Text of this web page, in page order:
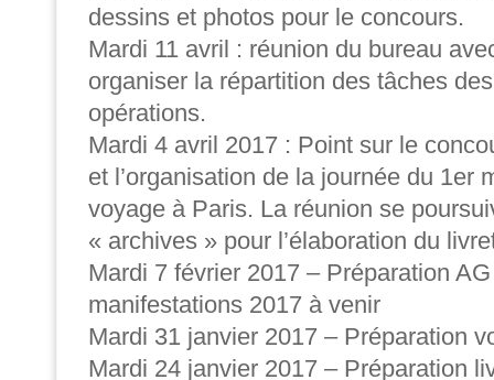
dessins et photos pour le concours.
Mardi 11 avril : réunion du bureau
organiser la répartition des tâches
opérations.
Mardi 4 avril 2017 : Point sur le
et l’organisation de la journée du 1er
voyage à Paris. La réunion se
« archives » pour l’élaboration du
Mardi 7 février 2017 – Préparation
manifestations 2017 à venir
Mardi 31 janvier 2017 – Préparation
Mardi 24 janvier 2017 – Préparation